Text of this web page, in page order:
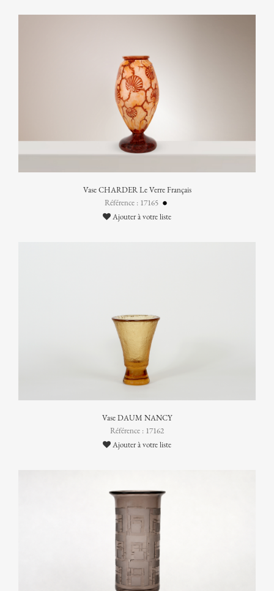
Vase CHARDER Le Verre Français
Référence : 17165
Ajouter à votre liste
Vase DAUM NANCY
Référence : 17162
Ajouter à votre liste